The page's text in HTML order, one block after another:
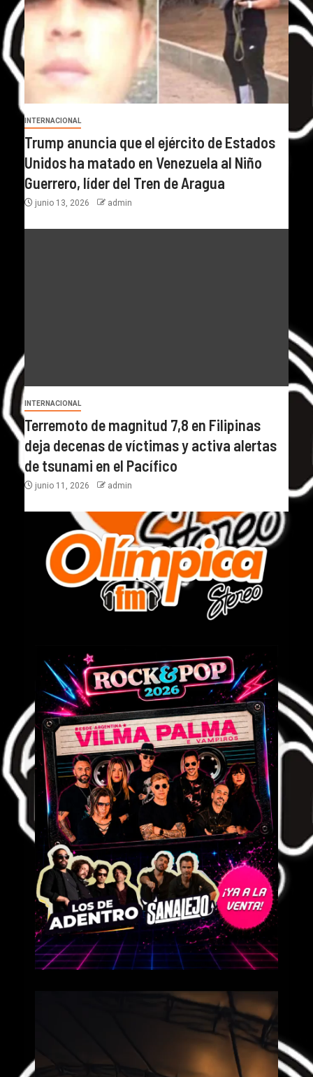
INTERNACIONAL
Trump anuncia que el ejército de Estados
Unidos ha matado en Venezuela al Niño
Guerrero, líder del Tren de Aragua
junio 13, 2026 admin
INTERNACIONAL
Terremoto de magnitud 7,8 en Filipinas
deja decenas de víctimas y activa alertas
de tsunami en el Pacífico
junio 11, 2026 admin